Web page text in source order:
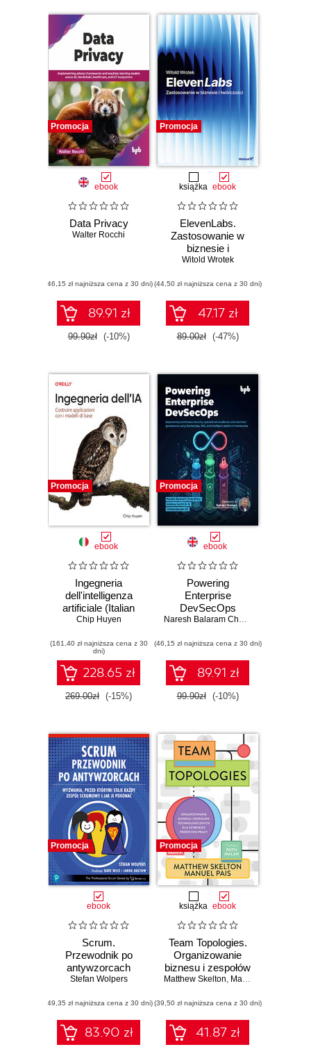
Promocja
ebook
Data Privacy
Walter Rocchi
(46,15 zł najniższa cena z 30 dni)
89.91 zł
99.90zł (-10%)
Promocja
książka ebook
ElevenLabs.
Zastosowanie w
biznesie i
twórczości
Witold Wrotek
(44,50 zł najniższa cena z 30 dni)
47.17 zł
89.00zł (-47%)
Promocja
ebook
Ingegneria
dell'intelligenza
artificiale (Italian
Edition). Costruire
modelli di
fondazione
Chip Huyen
(161,40 zł najniższa cena z 30
dni)
228.65 zł
269.00zł (-15%)
Promocja
ebook
Powering
Enterprise
DevSecOps
Naresh Balaram Choudhary
(46,15 zł najniższa cena z 30 dni)
89.91 zł
99.90zł (-10%)
Promocja
ebook
Scrum.
Przewodnik po
antywzorcach
Stefan Wolpers
(49,35 zł najniższa cena z 30 dni)
83.90 zł
Promocja
książka ebook
Team Topologies.
Organizowanie
biznesu i zespołów
technologicznych
przepływu pracy
Matthew Skelton, Manuel Pais
(39,50 zł najniższa cena z 30 dni)
41.87 zł